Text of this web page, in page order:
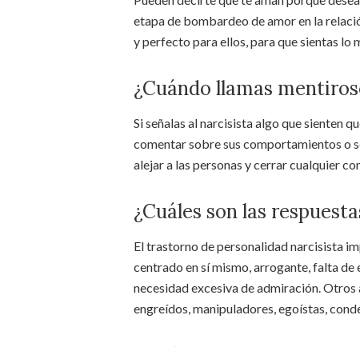
etapa de bombardeo de amor en la
y perfecto para ellos, para que sientas lo
¿Cuándo llamas
Si señalas al narcisista algo que sienten
comentar sobre sus comportamientos o
alejar a las personas y cerrar cualquier
¿Cuáles son las
El trastorno de personalidad narcisista
centrado en sí mismo, arrogante, falta
necesidad excesiva de admiración.
engreídos, manipuladores, egoístas,